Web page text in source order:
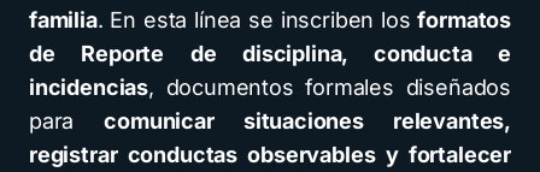
familia. En esta línea se inscriben losformatos
de Reporte de disciplina, conducta e
incidencias, documentos formales diseñados
paracomunicar situaciones relevantes,
registrar conductas observables y fortalecer